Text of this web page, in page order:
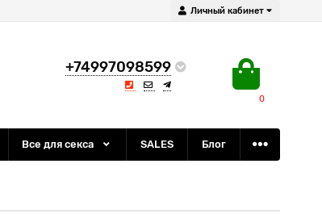
Личный кабинет
+74997098599
0
Все для секса SALES Блог